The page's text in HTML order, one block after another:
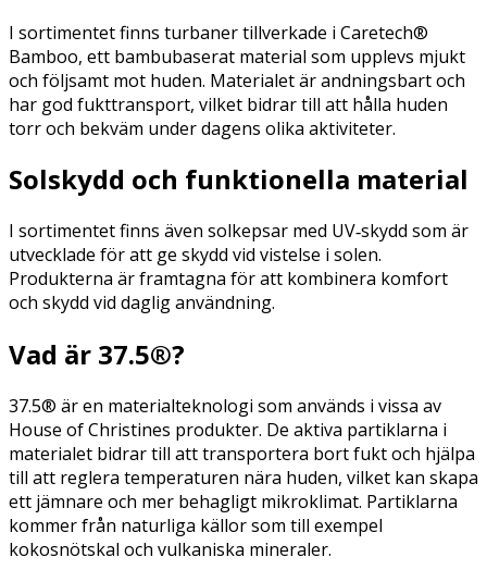
I sortimentet finns turbaner tillverkade i Caretech®
Bamboo, ett bambubaserat material som upplevs mjukt
och följsamt mot huden. Materialet är andningsbart och
har god fukttransport, vilket bidrar till att hålla huden
torr och bekväm under dagens olika aktiviteter.
Solskydd och funktionella material
I sortimentet finns även solkepsar med UV‑skydd som är
utvecklade för att ge skydd vid vistelse i solen.
Produkterna är framtagna för att kombinera komfort
och skydd vid daglig användning.
Vad är 37.5®?
37.5® är en materialteknologi som används i vissa av
House of Christines produkter. De aktiva partiklarna i
materialet bidrar till att transportera bort fukt och hjälpa
till att reglera temperaturen nära huden, vilket kan skapa
ett jämnare och mer behagligt mikroklimat. Partiklarna
kommer från naturliga källor som till exempel
kokosnötskal och vulkaniska mineraler.